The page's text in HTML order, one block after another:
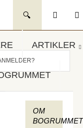
ARTIKLER
OM
BOGRUMMET